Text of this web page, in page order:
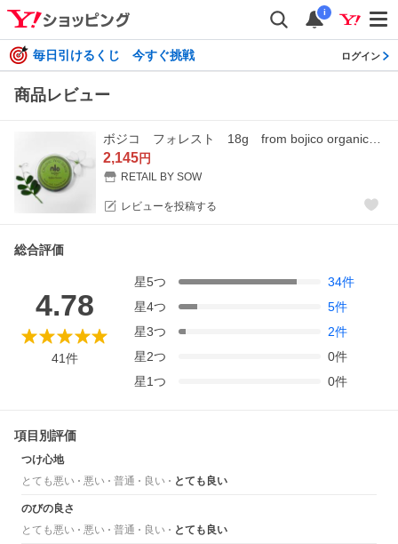
i
毎日引けるくじ 今すぐ挑戦 ログイン
商品レビュー
2,145円
RETAIL BY SOW
レビューを投稿する
総合評価
4.78
41件
星5つ 34件
星4つ 5件
星3つ 2件
星2つ 0件
星1つ 0件
項目別評価
つけ心地
とても悪い
悪い 普通 良い とても良い
のびの良さ
とても悪い
悪い 普通 良い とても良い